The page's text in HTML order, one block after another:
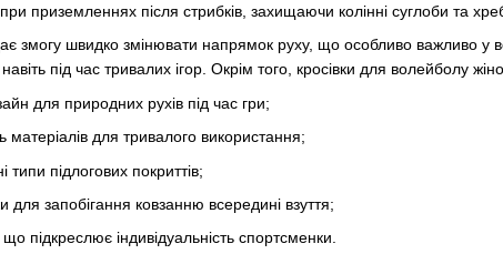
приземленнях після стрибків, захищаючи колінні суглоби та
змогу швидко змінювати напрямок руху, що особливо важливо у
під час тривалих ігор. Окрім того, кросівки для волейболу
для природних рухів під час гри;
матеріалів для тривалого використання;
типи підлогових покриттів;
для запобігання ковзанню всередині взуття;
підкреслює індивідуальність спортсменки.